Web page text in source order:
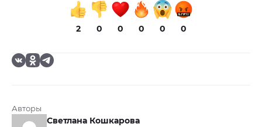
2 0 0 0 0 0
Авторы
Светлана Кошкарова